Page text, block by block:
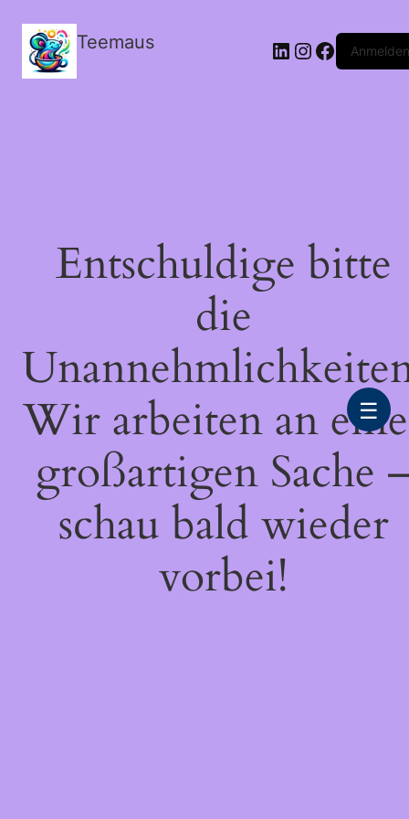
Teemaus LinkedIn
Instagram
FacebookAnmelden
Entschuldige bitte
die
Wir arbeiten an
großartigen Sache
schau bald wieder
vorbei!
☰